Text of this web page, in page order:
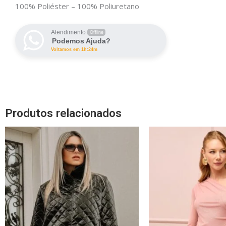
100% Poliéster – 100% Poliuretano
Atendimento Offline
Podemos Ajuda?
Voltamos em 1h:24m
Produtos relacionados
As
opções
podem